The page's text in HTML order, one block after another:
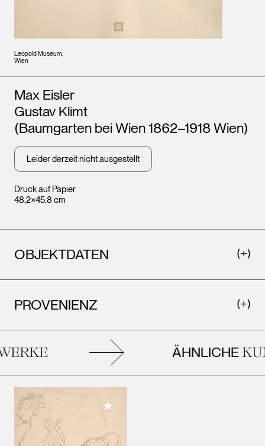
Leopold Museum,
Wien
Druck auf Papier
48,2×45,8 cm
Künstler*innen
Max Eisler
Gustav Klimt
(Baumgarten bei Wien 1862–1918 Wien)
Leider derzeit nicht ausgestellt
OBJEKTDATEN
PROVENIENZ
ÄHNLICHE
Meiner Sammlung hinzufügen